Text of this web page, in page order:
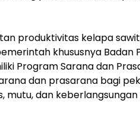
produktivitas kelapa
khususnya Badan
Program Sarana dan
dan prasarana bagi
mutu, dan